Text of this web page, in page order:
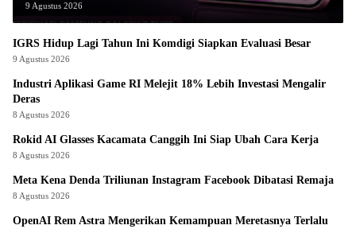
9 Agustus 2026
IGRS Hidup Lagi Tahun Ini Komdigi Siapkan Evaluasi Besar
9 Agustus 2026
Industri Aplikasi Game RI Melejit 18% Lebih Investasi Mengalir
Deras
8 Agustus 2026
Rokid AI Glasses Kacamata Canggih Ini Siap Ubah Cara Kerja
8 Agustus 2026
Meta Kena Denda Triliunan Instagram Facebook Dibatasi Remaja
8 Agustus 2026
OpenAI Rem Astra Mengerikan Kemampuan Meretasnya Terlalu